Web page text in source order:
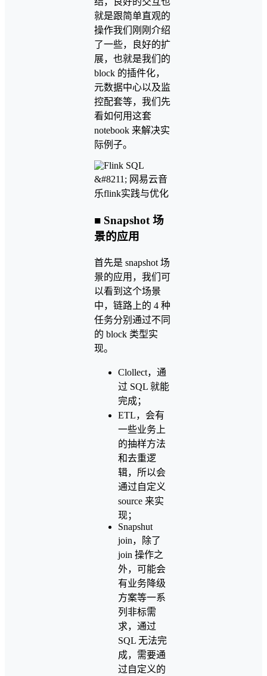
就是跟简单直观的
操作我们刚刚介绍
了一些，良好的扩
展，也就是我们的
block 的插件化，
元数据中心以及监
控配套等，我们先
看如何用这套
notebook 来解决实
际例子。
■ Snapshot 场
景的应用
首先是 snapshot 场
景的应用，我们可
以看到这个场景
中，链路上的 4 种
任务分别通过不同
的 block 类型实
现。
Clollect，通
过 SQL 就能
完成；
ETL，会有
一些业务上
的抽样方法
和去重逻
辑，所以会
通过自定义
source 来实
现；
Snapshut
join，除了
join 操作之
外，可能会
有业务降级
方案等一系
列非标需
求，通过
SQL 无法完
成，需要通
过自定义的